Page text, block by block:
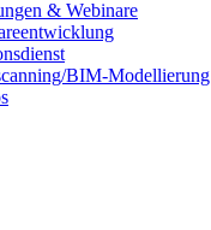
& Webinare
BIM-Modellierung